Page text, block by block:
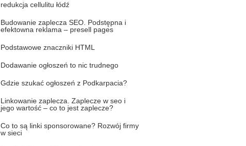
redukcja cellulitu łódź
Budowanie zaplecza SEO. Podstępna i
efektowna reklama – presell pages
Podstawowe znaczniki HTML
Dodawanie ogłoszeń to nic trudnego
Gdzie szukać ogłoszeń z Podkarpacia?
Linkowanie zaplecza. Zaplecze w seo i
jego wartość – co to jest zaplecze?
Co to są linki sponsorowane? Rozwój firmy
w sieci